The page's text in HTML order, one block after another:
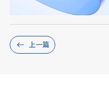
上一篇